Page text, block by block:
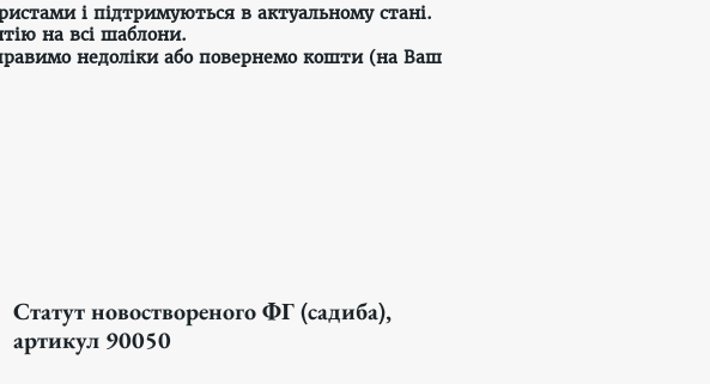
і підтримуються в актуальному стані.
на всі шаблони.
недоліки або повернемо кошти (на Ваш
Cтатут новоствореного ФГ (садиба),
артикул 90050